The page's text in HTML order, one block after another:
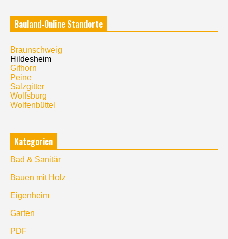
Bauland-Online Standorte
Braunschweig
Hildesheim
Gifhorn
Peine
Salzgitter
Wolfsburg
Wolfenbüttel
Kategorien
Bad & Sanitär
Bauen mit Holz
Eigenheim
Garten
PDF